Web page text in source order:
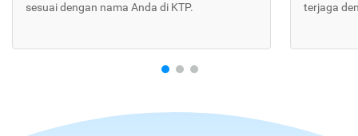
sesuai dengan nama Anda di KTP.
terjaga